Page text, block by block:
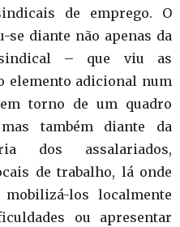
de emprego. O
diante não apenas da
– que viu as
elemento adicional num
torno de um quadro
também diante da
dos assalariados,
de trabalho, lá onde
los localmente
ou apresentar